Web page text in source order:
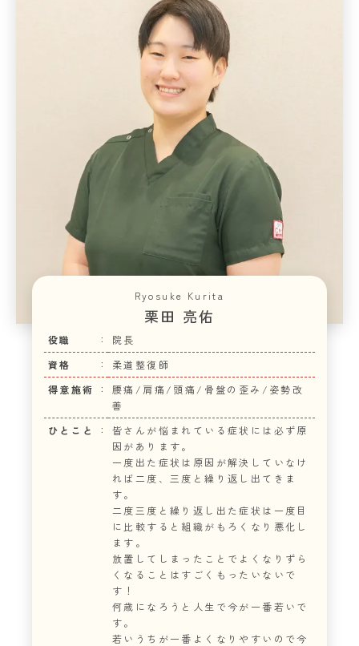
Ryosuke Kurita
栗田 亮佑
役職
院長
資格
柔道整復師
得意施術
腰痛/肩痛/頭痛/骨盤の歪み/姿勢改
善
ひとこと
皆さんが悩まれている症状には必ず原
因があります。
一度出た症状は原因が解決していなけ
れば二度、三度と繰り返し出てきま
す。
二度三度と繰り返し出た症状は一度目
に比較すると組織がもろくなり悪化し
ます。
放置してしまったことでよくなりずら
くなることはすごくもったいないで
す！
何歳になろうと人生で今が一番若いで
す。
若いうちが一番よくなりやすいので今